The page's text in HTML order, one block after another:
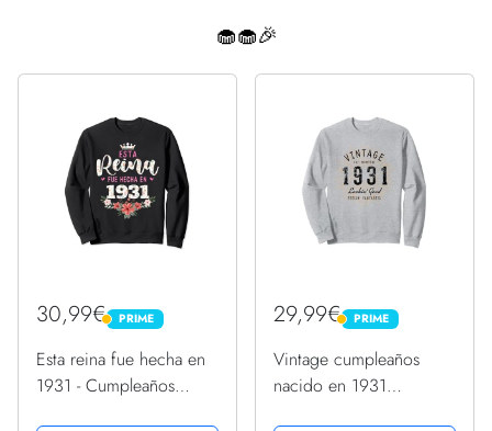
🧁🧁🎉
30,99€ PRIME
PRIME
Esta reina fue hecha en
1931 - Cumpleaños
29,99€ PRIME
PRIME
Vintage cumpleaños
nacido en 1931